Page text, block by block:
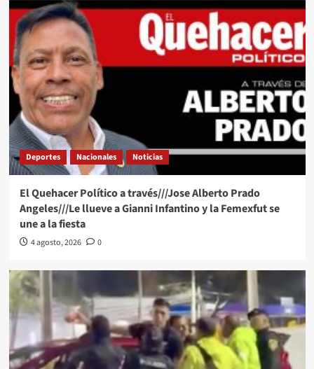
Deportes Nacionales Noticias
El Quehacer Político a través///Jose Alberto Prado
Angeles///Le llueve a Gianni Infantino y la Femexfut se
une a la fiesta
4 agosto, 2026 0